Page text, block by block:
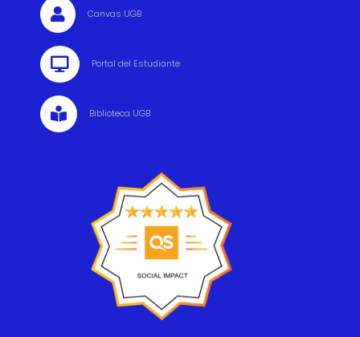
 Canvas UGB
 Portal del Estudiante
 Biblioteca UGB